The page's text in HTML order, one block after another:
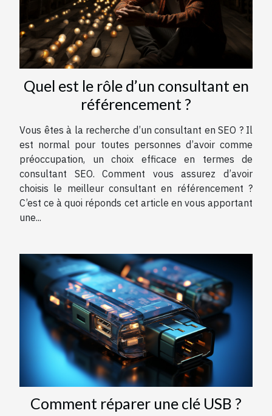
Quel est le rôle d’un consultant en
référencement ?
Vous êtes à la recherche d’un consultant en SEO ? Il
est normal pour toutes personnes d’avoir comme
préoccupation, un choix efficace en termes de
consultant SEO. Comment vous assurez d’avoir
choisis le meilleur consultant en référencement ?
C’est ce à quoi réponds cet article en vous apportant
une...
Comment réparer une clé USB ?